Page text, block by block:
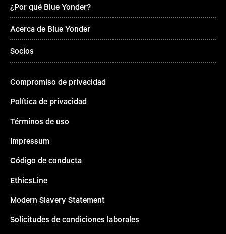
¿Por qué Blue Yonder?
Acerca de Blue Yonder
Socios
Compromiso de privacidad
Política de privacidad
Términos de uso
Impressum
Código de conducta
EthicsLine
Modern Slavery Statement
Solicitudes de condiciones laborales